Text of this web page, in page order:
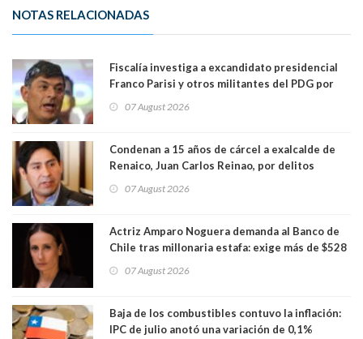
NOTAS RELACIONADAS
Fiscalía investiga a excandidato presidencial
Franco Parisi y otros militantes del PDG por
07 August 2026
Condenan a 15 años de cárcel a exalcalde de
Renaico, Juan Carlos Reinao, por delitos
07 August 2026
Actriz Amparo Noguera demanda al Banco de
Chile tras millonaria estafa: exige más de $528
07 August 2026
Baja de los combustibles contuvo la inflación:
IPC de julio anotó una variación de 0,1%